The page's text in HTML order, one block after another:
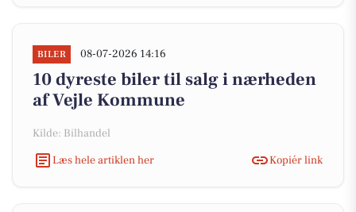
BILER 08-07-2026 14:16
10 dyreste biler til salg i nærheden
af Vejle Kommune
Kilde: Bilhandel
Læs hele artiklen her
Kopiér link